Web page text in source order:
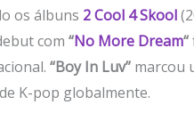
os álbuns 2 Cool 4 Skool
com “No More Dream“
“Boy In Luv” marcou
K-pop globalmente.